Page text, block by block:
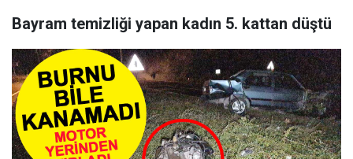
Bayram temizliği yapan kadın 5. kattan düştü